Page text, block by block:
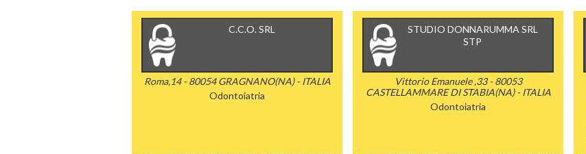
C.C.O. SRL
Roma,14 - 80054 GRAGNANO(NA) - ITALIA
Odontoiatria
STUDIO DONNARUMMA SRL
STP
Vittorio Emanuele ,33 - 80053
CASTELLAMMARE DI STABIA(NA) - ITALIA
Odontoiatria